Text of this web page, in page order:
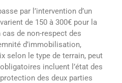
par l’intervention d’un
de 150 à 300€ pour la
de non-respect des
d’immobilisation,
selon le type de terrain, peut
incluent l’état des
des deux parties